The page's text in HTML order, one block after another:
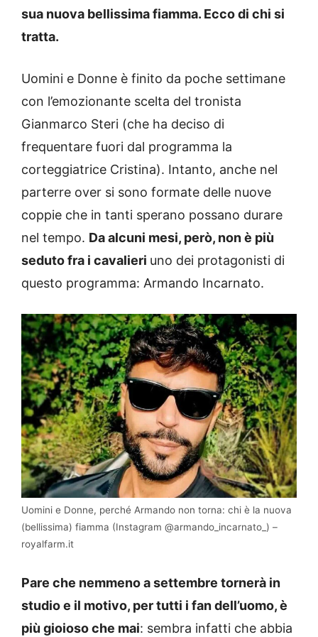
sua nuova bellissima fiamma. Ecco di chi si
tratta.
Uomini e Donne è finito da poche settimane
con l’emozionante scelta del tronista
Gianmarco Steri (che ha deciso di
frequentare fuori dal programma la
corteggiatrice Cristina). Intanto, anche nel
parterre over si sono formate delle nuove
coppie che in tanti sperano possano durare
nel tempo. Da alcuni mesi, però, non è più
seduto fra i cavalieri uno dei protagonisti di
questo programma: Armando Incarnato.
Uomini e Donne, perché Armando non torna: chi è la nuova
(bellissima) fiamma (Instagram @armando_incarnato_) –
royalfarm.it
Pare che nemmeno a settembre tornerà in
studio e il motivo, per tutti i fan dell’uomo, è
più gioioso che mai: sembra infatti che abbia